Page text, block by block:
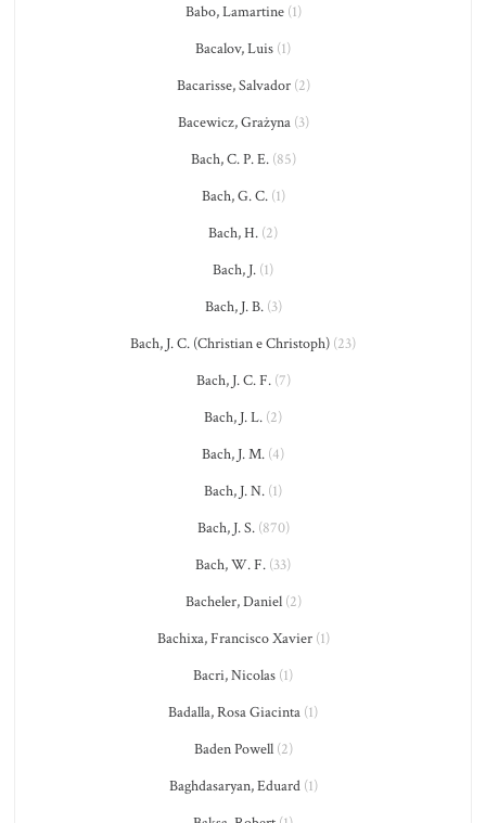
Babo, Lamartine(1)
Bacalov, Luis (1)
Bacarisse, Salvador(2)
Bacewicz, Grażyna(3)
Bach, C. P. E.(85)
Bach, G. C.(1)
Bach, H. (2)
Bach, J. (1)
Bach, J. B.(3)
Bach, J. C. (Christian e Christoph) (23)
Bach, J. C. F.(7)
Bach, J. L. (2)
Bach, J. M. (4)
Bach, J. N. (1)
Bach, J. S.(870)
Bach, W. F. (33)
Bacheler, Daniel(2)
Bachixa, Francisco Xavier(1)
Bacri, Nicolas (1)
Badalla, Rosa Giacinta (1)
Baden Powell(2)
Baghdasaryan, Eduard(1)